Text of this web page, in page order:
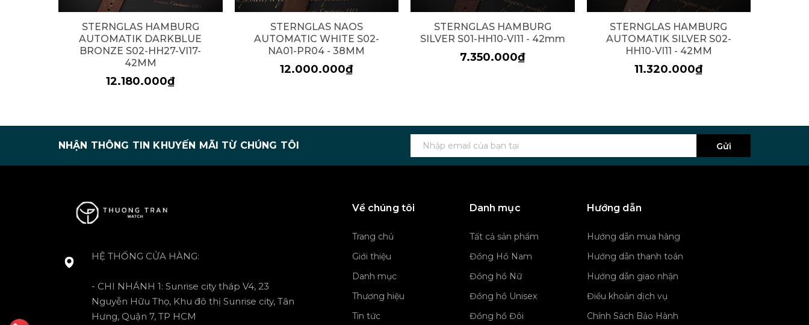
STERNGLAS HAMBURG
AUTOMATIK DARKBLUE
BRONZE S02-HH27-VI17-
42MM
12.180.000₫
STERNGLAS NAOS
AUTOMATIC WHITE S02-
NA01-PR04 - 38MM
12.000.000₫
STERNGLAS HAMBURG
SILVER S01-HH10-VI11 - 42mm
7.350.000₫
STERNGLAS HAMBURG
AUTOMATIK SILVER S02-
HH10-VI11 - 42MM
11.320.000₫
NHẬN THÔNG TIN KHUYẾN MÃI TỪ CHÚNG TÔI Gửi
HỆ THỐNG CỬA HÀNG:
- CHI NHÁNH 1: Sunrise city tháp V4, 23
Nguyễn Hữu Thọ, Khu đô thị Sunrise city, Tân
Hưng, Quận 7, TP HCM
Về chúng tôi
Trang chủ
Giới thiệu
Danh mục
Thương hiệu
Tin tức
Danh mục
Tất cả sản phẩm
Đồng Hồ Nam
Đồng hồ Nữ
Đồng hồ Unisex
Đồng hồ Đôi
Hướng dẫn
Hướng dẫn mua hàng
Hướng dẫn thanh toán
Hướng dẫn giao nhận
Điều khoản dịch vụ
Chính Sách Bảo Hành